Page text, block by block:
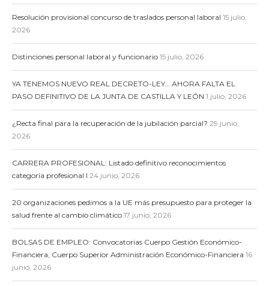
Resolución provisional concurso de traslados personal laboral 15 julio,
2026
Distinciones personal laboral y funcionario 15 julio, 2026
YA TENEMOS NUEVO REAL DECRETO-LEY… AHORA FALTA EL
PASO DEFINITIVO DE LA JUNTA DE CASTILLA Y LEÓN 1 julio, 2026
¿Recta final para la recuperación de la jubilación parcial? 29 junio,
2026
CARRERA PROFESIONAL: Listado definitivo reconocimientos
categoría profesional I 24 junio, 2026
20 organizaciones pedimos a la UE más presupuesto para proteger la
salud frente al cambio climático 17 junio, 2026
BOLSAS DE EMPLEO: Convocatorias Cuerpo Gestión Económico-
Financiera, Cuerpo Superior Administración Económico-Financiera 16
junio, 2026